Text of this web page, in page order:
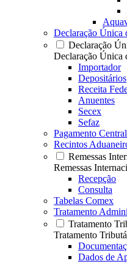
Declaração Única
Declaração
Declaração Única
Importador
Depositários
Receita
Anuentes
Secex
Sefaz
Pagamento
Recintos
Remessas
Remessas
Recepção
Consulta
Tabelas Comex
Tratamento
Tratamento
Tratamento
Dados de